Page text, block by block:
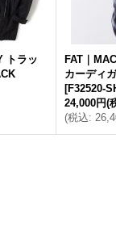
トラッ
FAT｜
カーディ
[F32520-
24,000円(
(税込: